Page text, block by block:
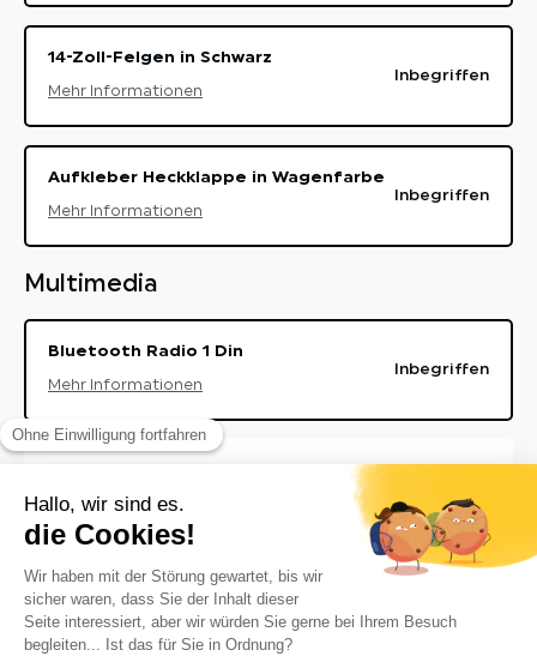
14-Zoll-Felgen in Schwarz
Mehr Informationen
Inbegriffen
Aufkleber Heckklappe in Wagenfarbe
Mehr Informationen
Inbegriffen
Multimedia
Bluetooth Radio 1 Din
Mehr Informationen
Inbegriffen
Mehr Informationen
+ 599,00€ MwSt.
Dienste
Überführung und Bereitstellung